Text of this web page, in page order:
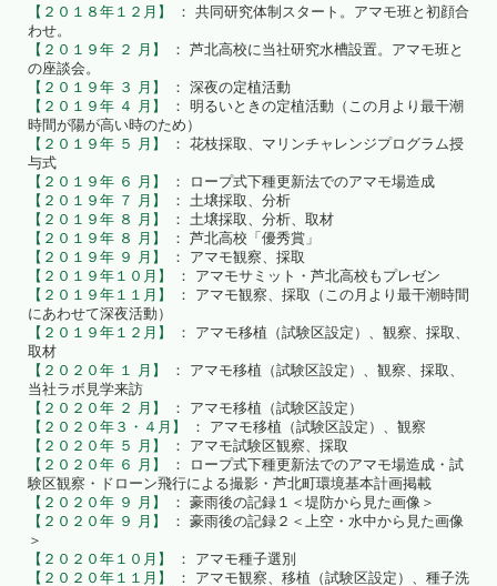
【２０１８年１２月】
： 共同研究体制スタート。アマモ班と初顔合
わせ。
【２０１９年 ２ 月】
： 芦北高校に当社研究水槽設置。アマモ班と
の座談会。
【２０１９年 ３ 月】
： 深夜の定植活動
【２０１９年 ４ 月】
： 明るいときの定植活動（この月より最干潮
時間が陽が高い時のため）
【２０１９年 ５ 月】
： 花枝採取、マリンチャレンジプログラム授
与式
【２０１９年 ６ 月】
： ロープ式下種更新法でのアマモ場造成
【２０１９年 ７ 月】
： 土壌採取、分析
【２０１９年 ８ 月】
： 土壌採取、分析、取材
【２０１９年 ８ 月】
： 芦北高校「優秀賞」
【２０１９年 ９ 月】
： アマモ観察、採取
【２０１９年１０月】
： アマモサミット・芦北高校もプレゼン
【２０１９年１１月】
： アマモ観察、採取（この月より最干潮時間
にあわせて深夜活動）
【２０１９年１２月】
： アマモ移植（試験区設定）、観察、採取、
取材
【２０２０年 １ 月】
： アマモ移植（試験区設定）、観察、採取、
当社ラボ見学来訪
【２０２０年 ２ 月】
： アマモ移植（試験区設定）
【２０２０年３・４月】
： アマモ移植（試験区設定）、観察
【２０２０年 ５ 月】
： アマモ試験区観察、採取
【２０２０年 ６ 月】
： ロープ式下種更新法でのアマモ場造成・試
験区観察・ドローン飛行による撮影・芦北町環境基本計画掲載
【２０２０年 ９ 月】
： 豪雨後の記録１＜堤防から見た画像＞
【２０２０年 ９ 月】
： 豪雨後の記録２＜上空・水中から見た画像
＞
【２０２０年１０月】
： アマモ種子選別
【２０２０年１１月】
： アマモ観察、移植（試験区設定）、種子洗